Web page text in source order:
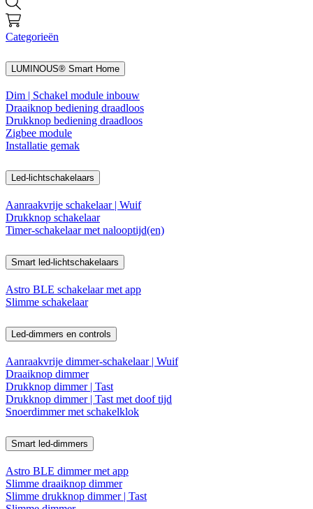
Categorieën
LUMINOUS® Smart Home
Dim | Schakel module inbouw
Draaiknop bediening draadloos
Drukknop bediening draadloos
Zigbee module
Installatie gemak
Led-lichtschakelaars
Aanraakvrije schakelaar | Wuif
Drukknop schakelaar
Timer-schakelaar met nalooptijd(en)
Smart led-lichtschakelaars
Astro BLE schakelaar met app
Slimme schakelaar
Led-dimmers en controls
Aanraakvrije dimmer-schakelaar | Wuif
Draaiknop dimmer
Drukknop dimmer | Tast
Drukknop dimmer | Tast met doof tijd
Snoerdimmer met schakelklok
Smart led-dimmers
Astro BLE dimmer met app
Slimme draaiknop dimmer
Slimme drukknop dimmer | Tast